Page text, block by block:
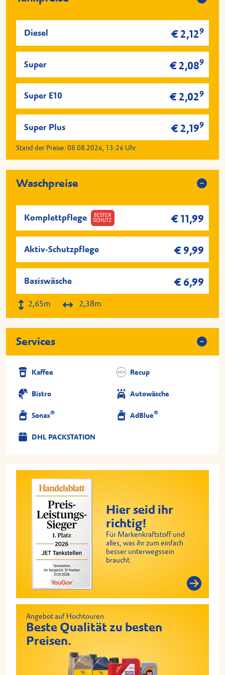
Diesel € 2,129
Super € 2,089
Super E10 € 2,029
Super Plus € 2,199
Stand der Preise: 08.08.2026, 13:26 Uhr
Waschpreise
Komplettpflege BESTER
SCHUTZ € 11,99
Aktiv-Schutzpflege € 9,99
Basiswäsche € 6,99
2,65m 2,38m
Services
Kaffee Recup
Bistro Autowäsche
Sonax® AdBlue®
DHL PACKSTATION
Hier seid ihr
richtig!
Für Markenkraftstoff und
alles, was ihr zum einfach
besser unterwegssein
braucht.
Angebot auf Hochtouren
Beste Qualität zu besten
Preisen.